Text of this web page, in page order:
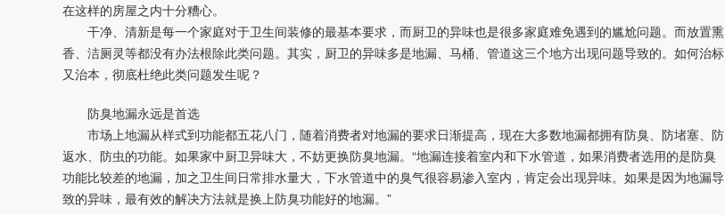
在这样的房屋之内十分糟心。
干净、清新是每一个家庭对于卫生间装修的最基本要求，而厨卫的异味也是很多家庭难免遇到的尴尬问题。而放置熏
香、洁厕灵等都没有办法根除此类问题。其实，厨卫的异味多是地漏、马桶、管道这三个地方出现问题导致的。如何治标
又治本，彻底杜绝此类问题发生呢？
防臭地漏永远是首选
市场上地漏从样式到功能都五花八门，随着消费者对地漏的要求日渐提高，现在大多数地漏都拥有防臭、防堵塞、防
返水、防虫的功能。如果家中厨卫异味大，不妨更换防臭地漏。“地漏连接着室内和下水管道，如果消费者选用的是防臭
功能比较差的地漏，加之卫生间日常排水量大，下水管道中的臭气很容易渗入室内，肯定会出现异味。如果是因为地漏导
致的异味，最有效的解决方法就是换上防臭功能好的地漏。”